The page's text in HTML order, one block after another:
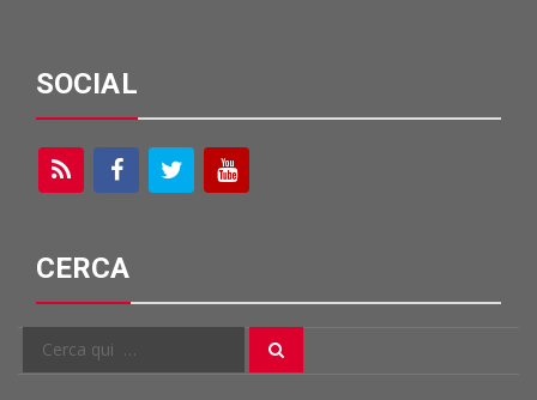
SOCIAL
CERCA
Cerca